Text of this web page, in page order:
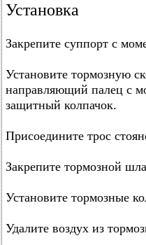
Установка
Закрепите суппорт с
Установите тормозную
направляющий палец с
защитный колпачок.
Присоедините трос
Закрепите тормозной
Установите тормозные
Удалите воздух из